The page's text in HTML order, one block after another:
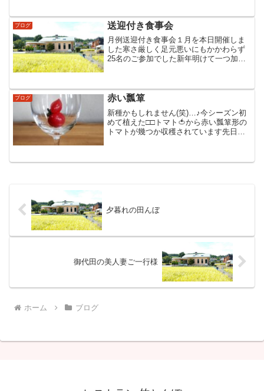
ブログ 送迎付き食事会
月例送迎付き食事会１月を本日開催しま
した寒さ厳しく足元悪いにもかかわらず
25名のご参加でした新年明けて一つ加齢
ら差し入れのミカンと皆さんにお世話に
成ったり元気を頂...
ブログ 赤い瓢箪
新種かもしれません(笑)…♪今シーズン初
めて植えた□□トマト🍅から赤い瓢箪形の
トマトが幾つか収穫されています先日信
夕暮れの田んぼ
御代田の美人妻ご一行様
ホーム ブログ